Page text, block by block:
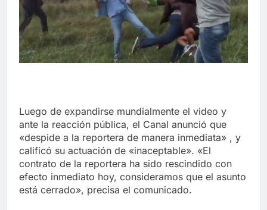
Luego de expandirse mundialmente el video y
ante la reacción pública, el Canal anunció que
«despide a la reportera de manera inmediata» , y
calificó su actuación de «inaceptable». «El
contrato de la reportera ha sido rescindido con
efecto inmediato hoy, consideramos que el asunto
está cerrado», precisa el comunicado.